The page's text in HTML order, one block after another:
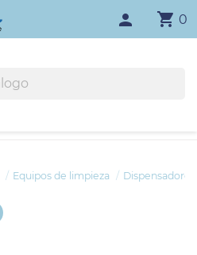
shopping_cart 0
person
Equipos de limpieza